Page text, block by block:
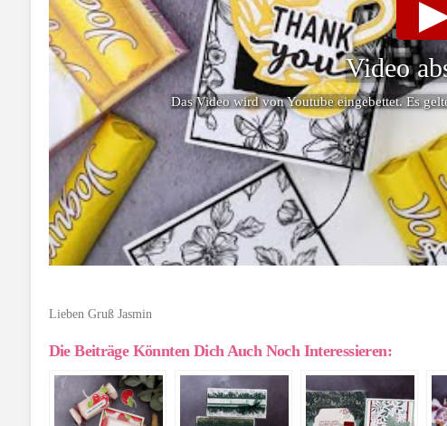
Video
Das Video wird von Youtube eingebettet. Es
Lieben Gruß Jasmin
Die Beiträge Könnten Dich Auch Noch Interessieren: